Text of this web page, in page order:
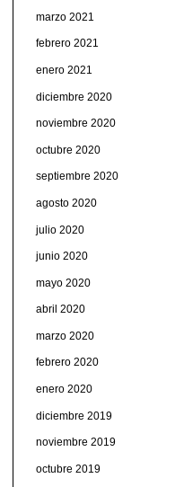
marzo 2021
febrero 2021
enero 2021
diciembre 2020
noviembre 2020
octubre 2020
septiembre 2020
agosto 2020
julio 2020
junio 2020
mayo 2020
abril 2020
marzo 2020
febrero 2020
enero 2020
diciembre 2019
noviembre 2019
octubre 2019